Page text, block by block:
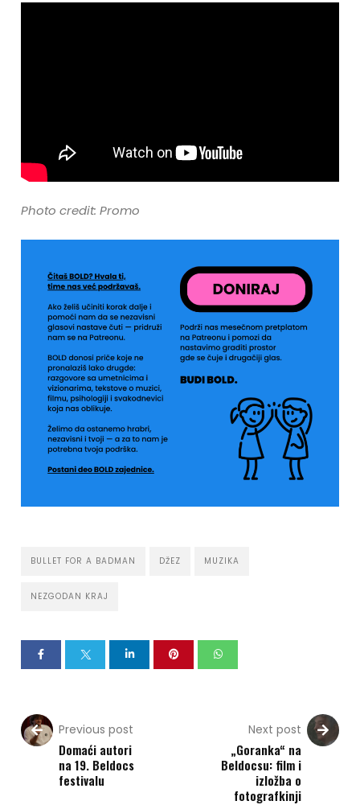
Photo credit: Promo
BULLET FOR A BADMAN DŽEZ MUZIKA
NEZGODAN KRAJ
Previous post
Domaći autori
na 19. Beldocs
festivalu
Next post
„Goranka“ na
Beldocsu: film i
izložba o
fotografkinji